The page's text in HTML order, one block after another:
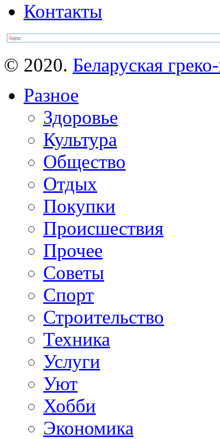
Контакты
© 2020. Беларуская
Разное
Здоровье
Культура
Общество
Отдых
Покупки
Происшествия
Прочее
Советы
Спорт
Строительство
Техника
Услуги
Уют
Хобби
Экономика